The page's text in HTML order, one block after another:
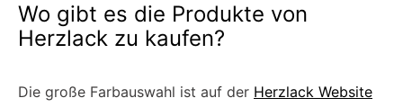
Wo gibt es die Produkte von
Herzlack zu kaufen?
Die große Farbauswahl ist auf der Herzlack Website